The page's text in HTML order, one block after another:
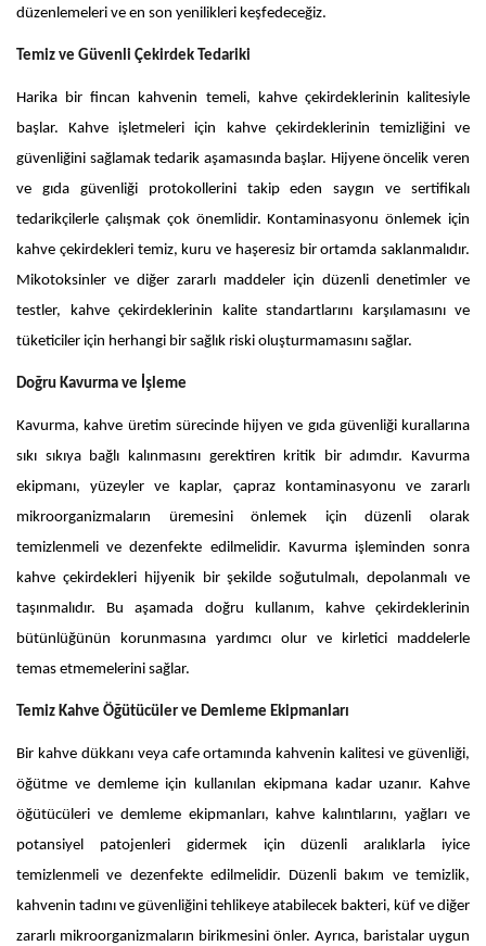
düzenlemeleri ve en son yenilikleri keşfedeceğiz.
Temiz ve Güvenli Çekirdek Tedariki
Harika bir fincan kahvenin temeli, kahve çekirdeklerinin kalitesiyle
başlar. Kahve işletmeleri için kahve çekirdeklerinin temizliğini ve
güvenliğini sağlamak tedarik aşamasında başlar. Hijyene öncelik veren
ve gıda güvenliği protokollerini takip eden saygın ve sertifikalı
tedarikçilerle çalışmak çok önemlidir. Kontaminasyonu önlemek için
kahve çekirdekleri temiz, kuru ve haşeresiz bir ortamda saklanmalıdır.
Mikotoksinler ve diğer zararlı maddeler için düzenli denetimler ve
testler, kahve çekirdeklerinin kalite standartlarını karşılamasını ve
tüketiciler için herhangi bir sağlık riski oluşturmamasını sağlar.
Doğru Kavurma ve İşleme
Kavurma, kahve üretim sürecinde hijyen ve gıda güvenliği kurallarına
sıkı sıkıya bağlı kalınmasını gerektiren kritik bir adımdır. Kavurma
ekipmanı, yüzeyler ve kaplar, çapraz kontaminasyonu ve zararlı
mikroorganizmaların üremesini önlemek için düzenli olarak
temizlenmeli ve dezenfekte edilmelidir. Kavurma işleminden sonra
kahve çekirdekleri hijyenik bir şekilde soğutulmalı, depolanmalı ve
taşınmalıdır. Bu aşamada doğru kullanım, kahve çekirdeklerinin
bütünlüğünün korunmasına yardımcı olur ve kirletici maddelerle
temas etmemelerini sağlar.
Temiz Kahve Öğütücüler ve Demleme Ekipmanları
Bir kahve dükkanı veya cafe ortamında kahvenin kalitesi ve güvenliği,
öğütme ve demleme için kullanılan ekipmana kadar uzanır. Kahve
öğütücüleri ve demleme ekipmanları, kahve kalıntılarını, yağları ve
potansiyel patojenleri gidermek için düzenli aralıklarla iyice
temizlenmeli ve dezenfekte edilmelidir. Düzenli bakım ve temizlik,
kahvenin tadını ve güvenliğini tehlikeye atabilecek bakteri, küf ve diğer
zararlı mikroorganizmaların birikmesini önler. Ayrıca, baristalar uygun